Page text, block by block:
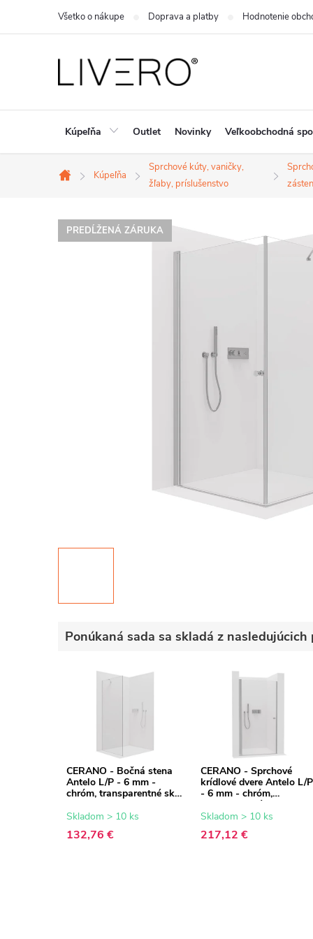
Všetko o nákupe Doprava a platby Hodnotenie
Kúpeľňa Outlet Novinky Veľkoobchodná
Domov
Kúpeľňa
Sprchové kúty, vaničky,
žľaby, príslušenstvo
PREDĹŽENÁ ZÁRUKA
Ponúkaná sada sa skladá z nasledujúcich
CERANO - Bočná stena
Antelo L/P - 6 mm -
chróm, transparentné sklo
Skladom > 10 ks
132,76 €
CERANO - Sprchové
krídlové dvere Antelo L/P
- 6 mm - chróm,
transparentné sklo -
120x190 cm
Skladom > 10 ks
217,12 €